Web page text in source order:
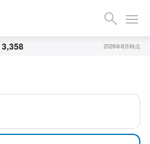
3,358 2026年8月時点